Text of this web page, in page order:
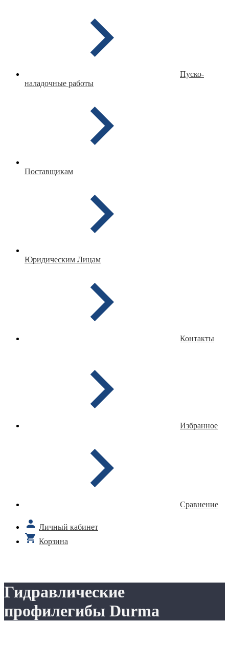
Пуско-
наладочные работы
Поставщикам
Юридическим Лицам
Контакты
Избранное
Сравнение
Личный кабинет
Корзина
Гидравлические
профилегибы Durma